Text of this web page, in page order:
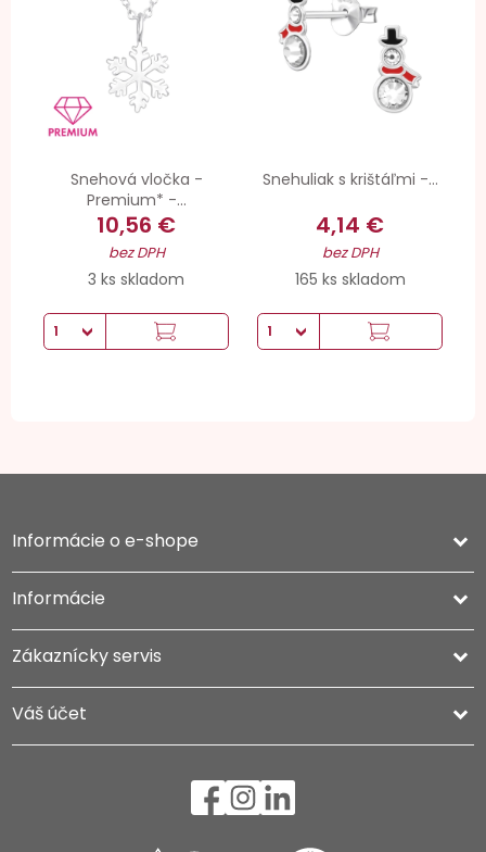
Snehová vločka -
Premium* -...
10,56 €
bez DPH
3 ks skladom
Snehuliak s krištáľmi -...
4,14 €
bez DPH
165 ks skladom
Informácie o e-shope keyboard_arrow_down
Informácie 
Zákaznícky servis 
Váš účet 